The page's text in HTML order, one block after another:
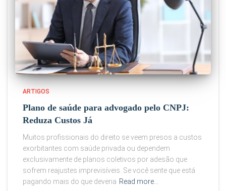
ARTIGOS
Plano de saúde para advogado pelo CNPJ:
Reduza Custos Já
Muitos profissionais do direito se veem presos a custos
exorbitantes com saúde privada ou dependem
exclusivamente de planos coletivos por adesão que
sofrem reajustes imprevisíveis. Se você sente que está
pagando mais do que deveria Read more…